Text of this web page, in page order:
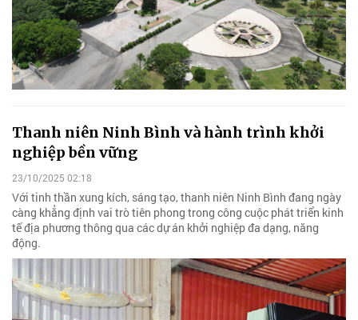
Thanh niên Ninh Bình và hành trình khởi
nghiệp bền vững
23/10/2025 02:18
Với tinh thần xung kích, sáng tạo, thanh niên Ninh Bình đang ngày
càng khẳng định vai trò tiên phong trong công cuộc phát triển kinh
tế địa phương thông qua các dự án khởi nghiệp đa dạng, năng
động.